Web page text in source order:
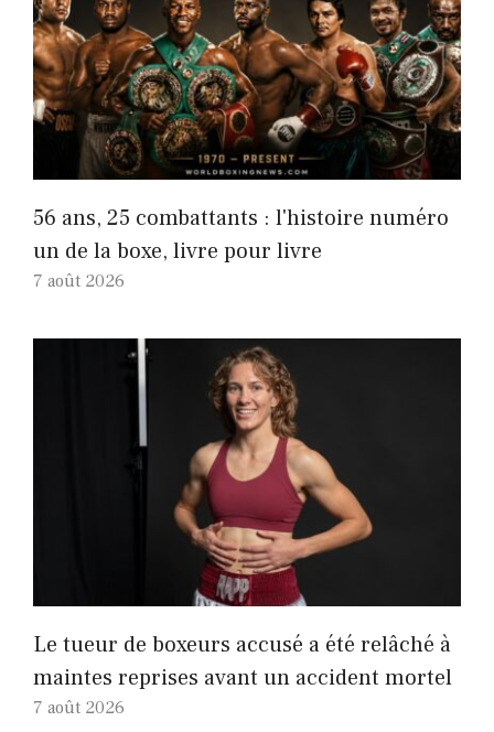
56 ans, 25 combattants : l'histoire numéro
un de la boxe, livre pour livre
7 août 2026
Le tueur de boxeurs accusé a été relâché à
maintes reprises avant un accident mortel
7 août 2026